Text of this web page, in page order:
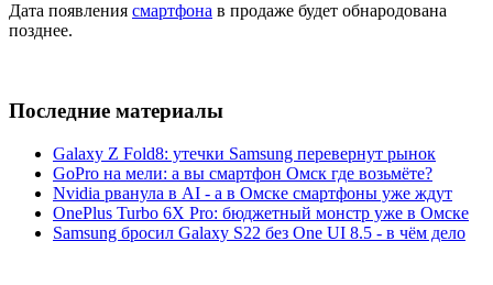
Дата появления смартфона в продаже будет обнародована
позднее.
Последние материалы
Galaxy Z Fold8: утечки Samsung перевернут рынок
GoPro на мели: а вы смартфон Омск где возьмёте?
Nvidia рванула в AI - а в Омске смартфоны уже ждут
OnePlus Turbo 6X Pro: бюджетный монстр уже в Омске
Samsung бросил Galaxy S22 без One UI 8.5 - в чём дело